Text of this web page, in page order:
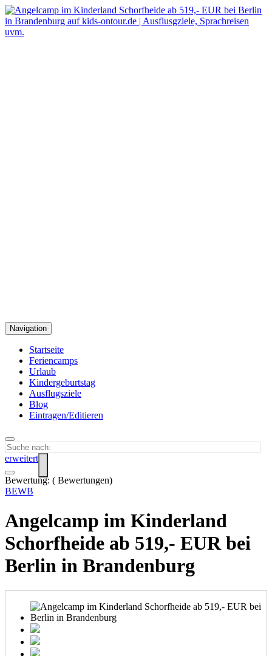
Navigation
Startseite
Feriencamps
Urlaub
Kindergeburtstag
Ausflugsziele
Blog
Eintragen/Editieren
erweitert
Bewertung: ( Bewertungen)
BEWB
Angelcamp im Kinderland
Schorfheide ab 519,- EUR bei
Berlin in Brandenburg